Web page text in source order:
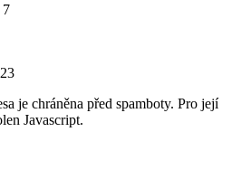
7
je chráněna před spamboty. Pro její
Javascript.